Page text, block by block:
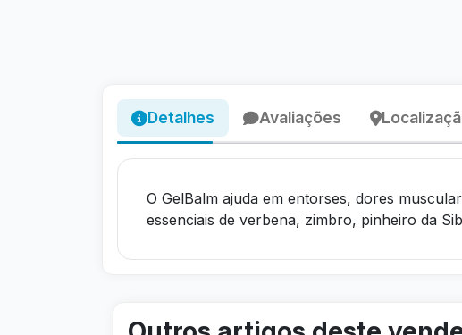
Detalhes Avaliações
O GelBalm ajuda em entorses, dores
essenciais de verbena, zimbro, pinheiro da